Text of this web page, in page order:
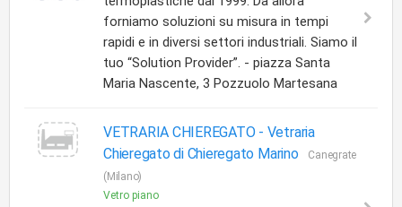
forniamo soluzioni su misura in tempi
rapidi e in diversi settori industriali. Siamo il
tuo “Solution Provider”. - piazza Santa
Maria Nascente, 3 Pozzuolo Martesana
VETRARIA CHIEREGATO - Vetraria
Chieregato di Chieregato Marino
Canegrate
(Milano)
Vetro piano